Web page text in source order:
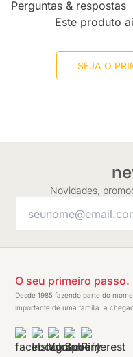
Perguntas & respostas
Este produto
SEJA O
Novidades,
O seu primeiro passo.
Desde 1985 fazendo parte do
importante de uma família: a